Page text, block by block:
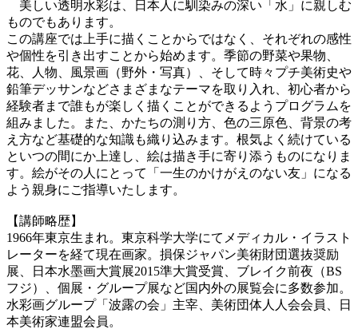
美しい透明水彩は、日本人に馴染みの深い「水」に親しむ
ものでもあります。
この講座では上手に描くことからではなく、それぞれの感性
や個性を引き出すことから始めます。季節の野菜や果物、
花、人物、風景画（野外・写真）、そして時々プチ美術史や
鉛筆デッサンなどさまざまなテーマを取り入れ、初心者から
経験者まで誰もが楽しく描くことができるようプログラムを
組みました。また、かたちの測り方、色の三原色、背景の考
え方など基礎的な知識も織り込みます。根気よく続けている
といつの間にか上達し、絵は描き手に寄り添うものになりま
す。絵がその人にとって「一生のかけがえのない友」になる
よう親身にご指導いたします。
【講師略歴】
1966年東京生まれ。東京科学大学にてメディカル・イラスト
レーターを経て現在画家。損保ジャパン美術財団選抜奨励
展、日本水墨画大賞展2015準大賞受賞、ブレイク前夜（BS
フジ）、個展・グループ展など国内外の展覧会に多数参加。
水彩画グループ「波露の会」主宰、美術団体人人会会員、日
本美術家連盟会員。